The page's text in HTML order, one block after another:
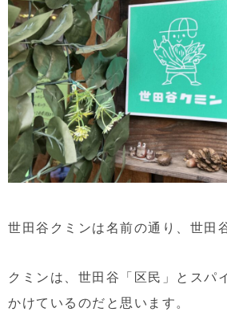
世田谷クミンは名前の通り、世田
クミンは、世田谷「区民」とスパ
かけているのだと思います。